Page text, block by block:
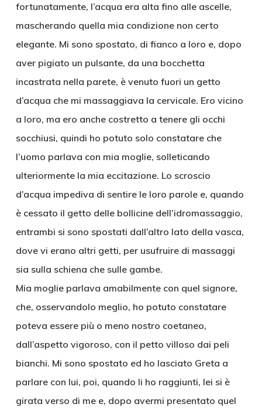
fortunatamente, l’acqua era alta fino alle ascelle,
mascherando quella mia condizione non certo
elegante. Mi sono spostato, di fianco a loro e, dopo
aver pigiato un pulsante, da una bocchetta
incastrata nella parete, è venuto fuori un getto
d’acqua che mi massaggiava la cervicale. Ero vicino
a loro, ma ero anche costretto a tenere gli occhi
socchiusi, quindi ho potuto solo constatare che
l’uomo parlava con mia moglie, solleticando
ulteriormente la mia eccitazione. Lo scroscio
d’acqua impediva di sentire le loro parole e, quando
è cessato il getto delle bollicine dell’idromassaggio,
entrambi si sono spostati dall’altro lato della vasca,
dove vi erano altri getti, per usufruire di massaggi
sia sulla schiena che sulle gambe.
Mia moglie parlava amabilmente con quel signore,
che, osservandolo meglio, ho potuto constatare
poteva essere più o meno nostro coetaneo,
dall’aspetto vigoroso, con il petto villoso dai peli
bianchi. Mi sono spostato ed ho lasciato Greta a
parlare con lui, poi, quando li ho raggiunti, lei si è
girata verso di me e, dopo avermi presentato quel